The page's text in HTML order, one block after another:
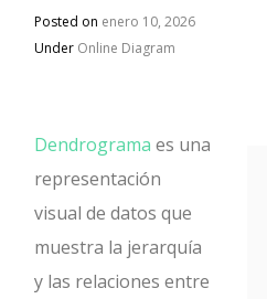
Posted on enero 10, 2026
Under Online Diagram
Dendrograma es una
representación
visual de datos que
muestra la jerarquía
y las relaciones entre